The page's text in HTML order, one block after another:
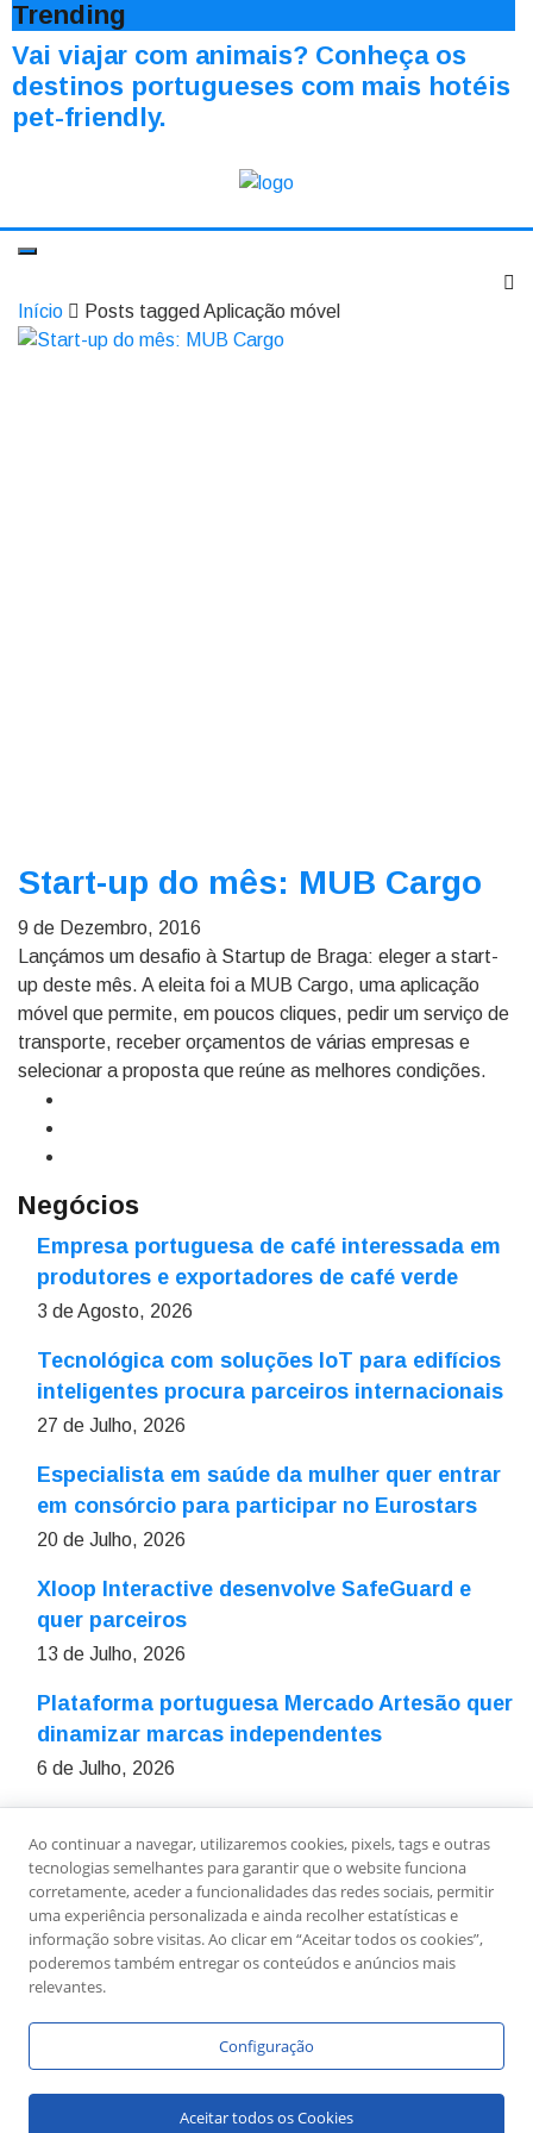
Trending
Vai viajar com animais? Conheça os
destinos portugueses com mais hotéis
pet-friendly.
Início Posts tagged Aplicação móvel
Start-up do mês: MUB Cargo
9 de Dezembro, 2016
Lançámos um desafio à Startup de Braga: eleger a start-
up deste mês. A eleita foi a MUB Cargo, uma aplicação
móvel que permite, em poucos cliques, pedir um serviço de
transporte, receber orçamentos de várias empresas e
selecionar a proposta que reúne as melhores condições.
Negócios
Empresa portuguesa de café interessada em
produtores e exportadores de café verde
3 de Agosto, 2026
Tecnológica com soluções IoT para edifícios
inteligentes procura parceiros internacionais
27 de Julho, 2026
Especialista em saúde da mulher quer entrar
em consórcio para participar no Eurostars
20 de Julho, 2026
Xloop Interactive desenvolve SafeGuard e
quer parceiros
13 de Julho, 2026
Plataforma portuguesa Mercado Artesão quer
dinamizar marcas independentes
6 de Julho, 2026
Sobre Nós Ficha Técnica
Estatuto Editorial
Política de Privacidade
Contactos Newsletter
Ao continuar a navegar, utilizaremos cookies, pixels, tags e outras
tecnologias semelhantes para garantir que o website funciona
corretamente, aceder a funcionalidades das redes sociais, permitir
uma experiência personalizada e ainda recolher estatísticas e
informação sobre visitas. Ao clicar em “Aceitar todos os cookies”,
poderemos também entregar os conteúdos e anúncios mais
relevantes.
Configuração
Aceitar todos os Cookies